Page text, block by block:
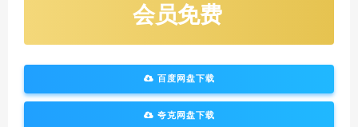
会员免费
百度网盘下载
夸克网盘下载